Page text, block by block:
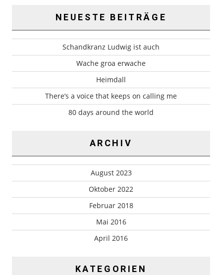
NEUESTE BEITRÄGE
Schandkranz Ludwig ist auch
Wache groa erwache
Heimdall
There’s a voice that keeps on calling me
80 days around the world
ARCHIV
August 2023
Oktober 2022
Februar 2018
Mai 2016
April 2016
KATEGORIEN